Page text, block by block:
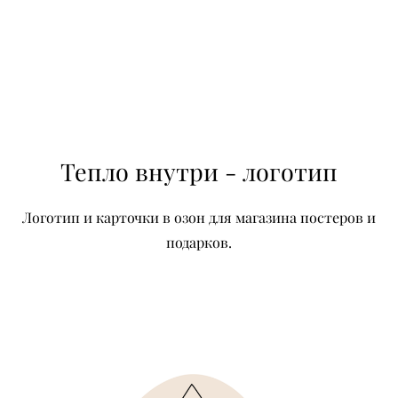
Тепло внутри - логотип
Логотип и карточки в озон для магазина постеров и
подарков.